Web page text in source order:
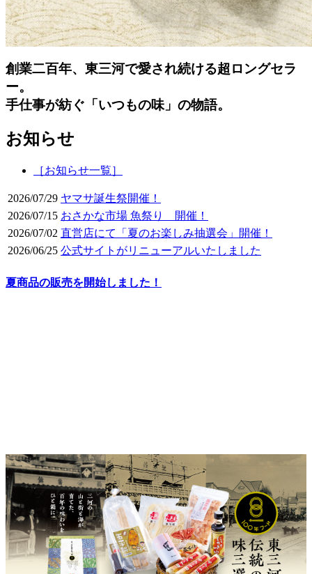
創業二百年、東三河で愛され続ける超ロングセラ
ー。
手仕事が紡ぐ「いつもの味」の物語。
お知らせ
［お知らせ一覧］
2026/07/29 ヤマサ誕生祭開催！
2026/07/15 おさかな市場 魚祭り 開催！
2026/07/02 直営店にて「夏のお楽しみ抽選会」開催！
2026/06/25 公式サイトがリニューアルいたしました
夏商品の販売を開始しました！